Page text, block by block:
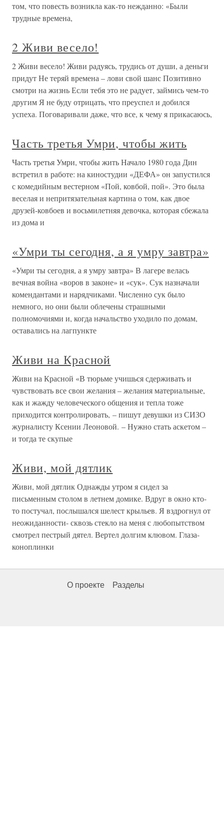
том, что повесть возникла как-то нежданно: «Были
трудные времена,
2 Живи весело!
2 Живи весело! Живи радуясь, трудись от души, а деньги
придут Не теряй времена – лови свой шанс Позитивно
смотри на жизнь Если тебя это не радует, займись чем-то
другим Я не буду отрицать, что преуспел и добился
успеха. Поговаривали даже, что все, к чему я прикасаюсь,
Часть третья Умри, чтобы жить
Часть третья Умри, чтобы жить Начало 1980 года Дин
встретил в работе: на киностудии «ДЕФА» он запустился
с комедийным вестерном «Пой, ковбой, пой». Это была
веселая и непритязательная картина о том, как двое
друзей-ковбоев и восьмилетняя девочка, которая сбежала
из дома и
«Умри ты сегодня, а я умру завтра»
«Умри ты сегодня, а я умру завтра» В лагере велась
вечная война «воров в законе» и «сук». Сук назначали
комендантами и нарядчиками. Численно сук было
немного, но они были облечены страшными
полномочиями и, когда начальство уходило по домам,
оставались на лагпункте
Живи на Красной
Живи на Красной «В тюрьме учишься сдерживать и
чувствовать все свои желания – желания материальные,
как и жажду человеческого общения и тепла тоже
приходится контролировать, – пишут девушки из СИЗО
журналисту Ксении Леоновой. – Нужно стать аскетом –
и тогда те скупые
Живи, мой дятлик
Живи, мой дятлик Однажды утром я сидел за
письменным столом в летнем домике. Вдруг в окно кто-
то постучал, послышался шелест крыльев. Я вздрогнул от
неожиданности- сквозь стекло на меня с любопытством
смотрел пестрый дятел. Вертел долгим клювом. Глаза-
коноплинки
О проекте Разделы